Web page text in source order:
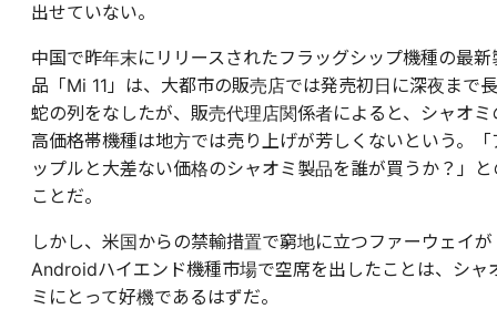
出せていない。
中国で昨年末にリリースされたフラッグシップ機種の最新
品「Mi 11」は、大都市の販売店では発売初日に深夜まで長
蛇の列をなしたが、販売代理店関係者によると、シャオミ
高価格帯機種は地方では売り上げが芳しくないという。「
ップルと大差ない価格のシャオミ製品を誰が買うか？」と
ことだ。
しかし、米国からの禁輸措置で窮地に立つファーウェイが
Androidハイエンド機種市場で空席を出したことは、シャ
ミにとって好機であるはずだ。